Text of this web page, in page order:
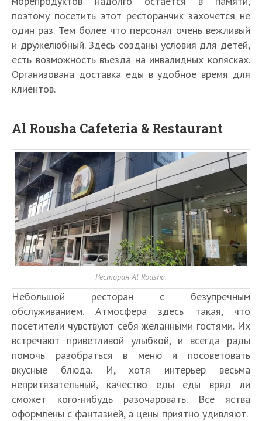
поэтому посетить этот ресторанчик захочется не
один раз. Тем более что персонал очень вежливый
и дружелюбный. Здесь созданы условия для детей,
есть возможность въезда на инвалидных колясках.
Организована доставка еды в удобное время для
клиентов.
Al Rousha Cafeteria & Restaurant
Ресторан Al Rousha.
Небольшой ресторан с безупречным
обслуживанием. Атмосфера здесь такая, что
посетители чувствуют себя желанными гостями. Их
встречают приветливой улыбкой, и всегда рады
помочь разобраться в меню и посоветовать
вкусные блюда. И, хотя интерьер весьма
непритязательный, качество еды еды вряд ли
сможет кого-нибудь разочаровать. Все яства
оформлены с фантазией, а цены приятно удивляют.